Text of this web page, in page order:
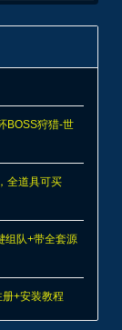
BOSS狩猎-世
全道具可买
组队+带全套源
+安装教程